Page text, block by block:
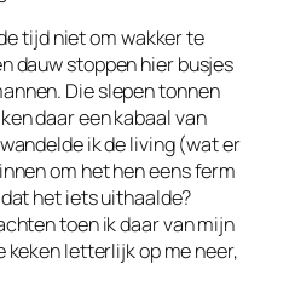
tijd niet om wakker te
dauw stoppen hier busjes
Die slepen tonnen
daar een kabaal van
ik de living (wat er
om het hen eens ferm
het iets uithaalde?
toen ik daar van mijn
keken letterlijk op me neer,